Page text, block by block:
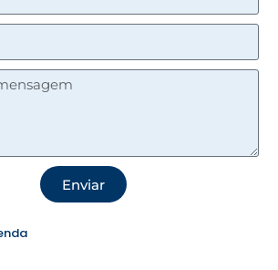
Enviar